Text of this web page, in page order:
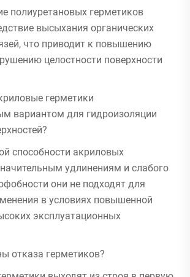
полиуретановых герметиков
высыхания органических
что приводит к повышению
целостности поверхности
герметики
вариантом для гидроизоляции
способности акриловых
удлинениям и слабого
они не подходят для
в условиях повышенной
эксплуатационных
отказа герметиков?